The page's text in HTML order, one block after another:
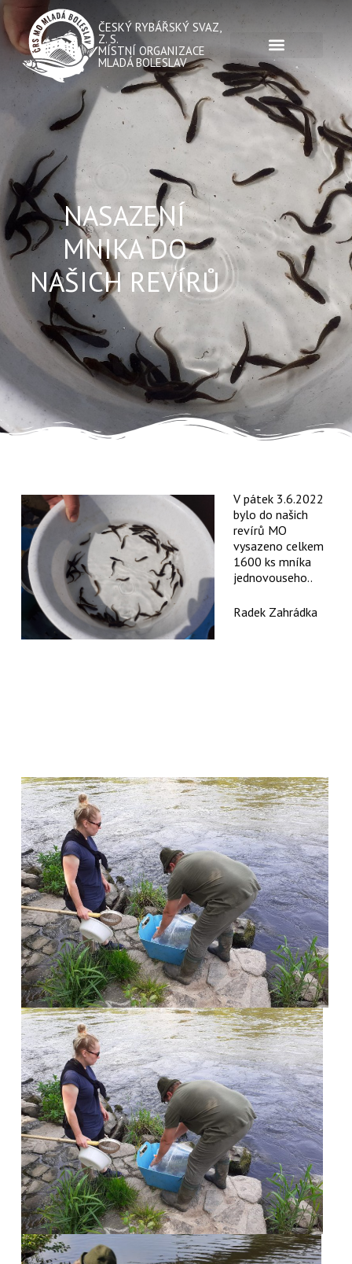
ČESKÝ RYBÁŘSKÝ SVAZ,
Z. S.
MÍSTNÍ ORGANIZACE
MLADÁ BOLESLAV
NASAZENÍ
MNIKA DO
NAŠICH REVÍRŮ
V pátek 3.6.2022
bylo do našich
revírů MO
vysazeno celkem
1600 ks mníka
jednovouseho..
Radek Zahrádka